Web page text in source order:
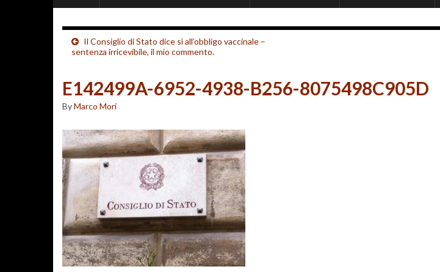
Il Consiglio di Stato dice sì all’obbligo vaccinale –
sentenza irricevibile, il mio commento.
E142499A-6952-4938-B256-8075498C905D
ByMarco Mori